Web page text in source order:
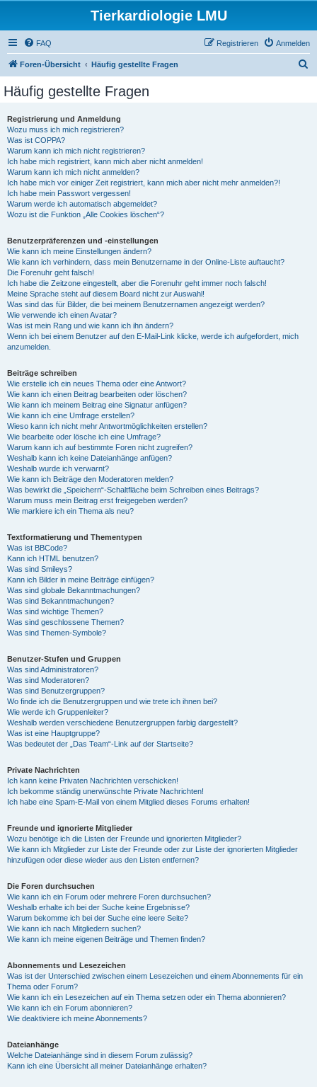
Tierkardiologie LMU
FAQ Anmelden
Registrieren
Foren-Übersicht Häufig gestellte Fragen
Häufig gestellte Fragen
Registrierung und Anmeldung
Wozu muss ich mich registrieren?
Was ist COPPA?
Warum kann ich mich nicht registrieren?
Ich habe mich registriert, kann mich aber nicht anmelden!
Warum kann ich mich nicht anmelden?
Ich habe mich vor einiger Zeit registriert, kann mich aber nicht mehr anmelden?!
Ich habe mein Passwort vergessen!
Warum werde ich automatisch abgemeldet?
Wozu ist die Funktion „Alle Cookies löschen“?
Benutzerpräferenzen und -einstellungen
Wie kann ich meine Einstellungen ändern?
Wie kann ich verhindern, dass mein Benutzername in der Online-Liste auftaucht?
Die Forenuhr geht falsch!
Ich habe die Zeitzone eingestellt, aber die Forenuhr geht immer noch falsch!
Meine Sprache steht auf diesem Board nicht zur Auswahl!
Was sind das für Bilder, die bei meinem Benutzernamen angezeigt werden?
Wie verwende ich einen Avatar?
Was ist mein Rang und wie kann ich ihn ändern?
Wenn ich bei einem Benutzer auf den E-Mail-Link klicke, werde ich aufgefordert, mich
anzumelden.
Beiträge schreiben
Wie erstelle ich ein neues Thema oder eine Antwort?
Wie kann ich einen Beitrag bearbeiten oder löschen?
Wie kann ich meinem Beitrag eine Signatur anfügen?
Wie kann ich eine Umfrage erstellen?
Wieso kann ich nicht mehr Antwortmöglichkeiten erstellen?
Wie bearbeite oder lösche ich eine Umfrage?
Warum kann ich auf bestimmte Foren nicht zugreifen?
Weshalb kann ich keine Dateianhänge anfügen?
Weshalb wurde ich verwarnt?
Wie kann ich Beiträge den Moderatoren melden?
Was bewirkt die „Speichern“-Schaltfläche beim Schreiben eines Beitrags?
Warum muss mein Beitrag erst freigegeben werden?
Wie markiere ich ein Thema als neu?
Textformatierung und Thementypen
Was ist BBCode?
Kann ich HTML benutzen?
Was sind Smileys?
Kann ich Bilder in meine Beiträge einfügen?
Was sind globale Bekanntmachungen?
Was sind Bekanntmachungen?
Was sind wichtige Themen?
Was sind geschlossene Themen?
Was sind Themen-Symbole?
Benutzer-Stufen und Gruppen
Was sind Administratoren?
Was sind Moderatoren?
Was sind Benutzergruppen?
Wo finde ich die Benutzergruppen und wie trete ich ihnen bei?
Wie werde ich Gruppenleiter?
Weshalb werden verschiedene Benutzergruppen farbig dargestellt?
Was ist eine Hauptgruppe?
Was bedeutet der „Das Team“-Link auf der Startseite?
Private Nachrichten
Ich kann keine Privaten Nachrichten verschicken!
Ich bekomme ständig unerwünschte Private Nachrichten!
Ich habe eine Spam-E-Mail von einem Mitglied dieses Forums erhalten!
Freunde und ignorierte Mitglieder
Wozu benötige ich die Listen der Freunde und ignorierten Mitglieder?
Wie kann ich Mitglieder zur Liste der Freunde oder zur Liste der ignorierten Mitglieder
hinzufügen oder diese wieder aus den Listen entfernen?
Die Foren durchsuchen
Wie kann ich ein Forum oder mehrere Foren durchsuchen?
Weshalb erhalte ich bei der Suche keine Ergebnisse?
Warum bekomme ich bei der Suche eine leere Seite?
Wie kann ich nach Mitgliedern suchen?
Wie kann ich meine eigenen Beiträge und Themen finden?
Abonnements und Lesezeichen
Was ist der Unterschied zwischen einem Lesezeichen und einem Abonnements für ein
Thema oder Forum?
Wie kann ich ein Lesezeichen auf ein Thema setzen oder ein Thema abonnieren?
Wie kann ich ein Forum abonnieren?
Wie deaktiviere ich meine Abonnements?
Dateianhänge
Welche Dateianhänge sind in diesem Forum zulässig?
Kann ich eine Übersicht all meiner Dateianhänge erhalten?